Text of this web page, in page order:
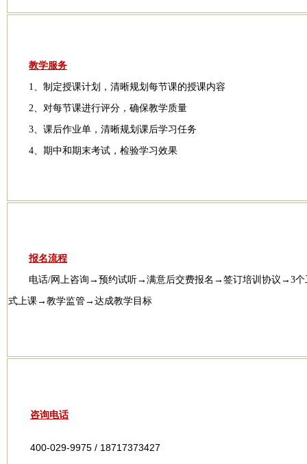
教学服务
1、制定授课计划，清晰规划每节课的授课内容
2、对每节课进行评分，确保教学质量
3、课后作业单，清晰规划课后学习任务
4、期中和期末考试，检验学习效果
报名流程
电话/网上咨询→预约试听→满意后交费报名→签订培训协议→3
式上课→教学监管→达成教学目标
咨询电话
400-029-9975 / 18717373427